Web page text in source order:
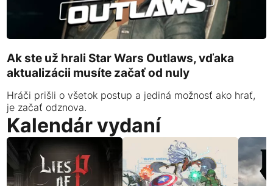
Ak ste už hrali Star Wars Outlaws, vďaka
aktualizácii musíte začať od nuly
Hráči prišli o všetok postup a jediná možnosť ako hrať,
je začať odznova.
Kalendár vydaní